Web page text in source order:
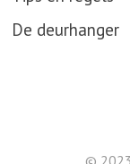
De deurhanger
©